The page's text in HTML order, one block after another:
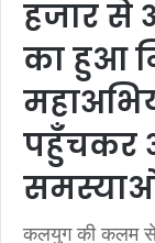
हजार से
का हुआ
पहुँचकर
कलयुग की कलम से